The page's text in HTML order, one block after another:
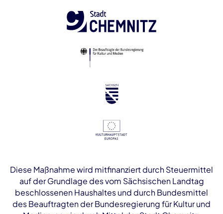
Diese Maßnahme wird mitfinanziert durch Steuermittel
auf der Grundlage des vom Sächsischen Landtag
beschlossenen Haushaltes und durch Bundesmittel
des Beauftragten der Bundesregierung für Kultur und